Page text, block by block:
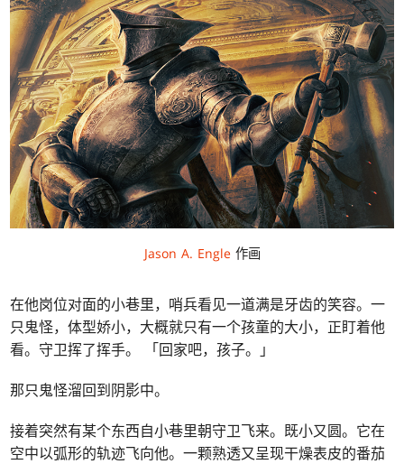
Jason A. Engle 作画
在他岗位对面的小巷里，哨兵看见一道满是牙齿的笑容。一
只鬼怪，体型娇小，大概就只有一个孩童的大小，正盯着他
看。守卫挥了挥手。 「回家吧，孩子。」
那只鬼怪溜回到阴影中。
接着突然有某个东西自小巷里朝守卫飞来。既小又圆。它在
空中以弧形的轨迹飞向他。一颗熟透又呈现干燥表皮的番茄